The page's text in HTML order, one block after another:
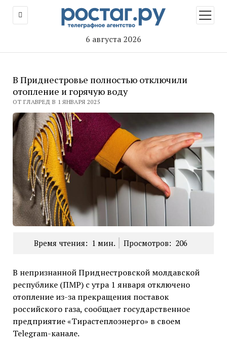
6 августа 2026
меню
В Приднестровье полностью отключили
отопление и горячую воду
ОТ ГЛАВРЕД В 1 ЯНВАРЯ 2025
Время чтения: 1 мин. Просмотров: 206
В непризнанной Приднестровской молдавской
республике (ПМР) с утра 1 января отключено
отопление из-за прекращения поставок
российского газа, сообщает государственное
предприятие «Тирастеплоэнерго» в своем
Telegram-канале.